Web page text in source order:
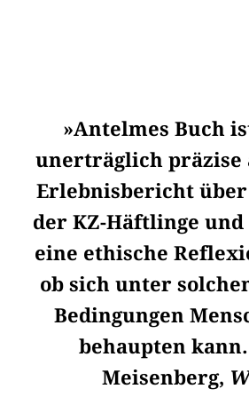
»Antelmes Buch
unerträglich präzise
Erlebnisbericht über
der KZ-Häftlinge
eine ethische
ob sich unter
Bedingungen
behaupten
Meisenberg,